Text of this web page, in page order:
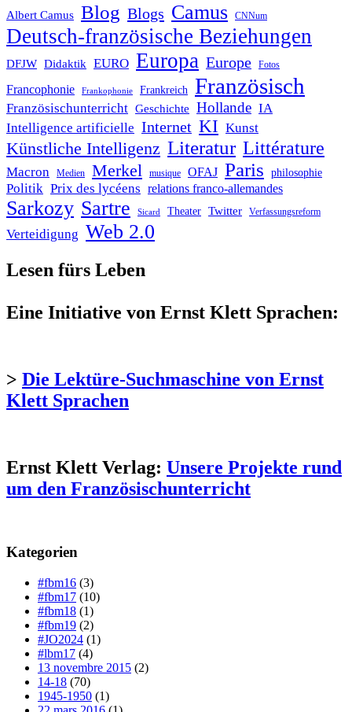
Albert Camus Blog Blogs Camus CNNum
Deutsch-französische Beziehungen
DFJW Didaktik EURO Europa Europe Fotos
Francophonie Frankophonie Frankreich Französisch
Französischunterricht Geschichte Hollande IA
Intelligence artificielle Internet KI Kunst
Künstliche Intelligenz Literatur Littérature
Macron Medien Merkel musique OFAJ Paris philosophie
Politik Prix des lycéens relations franco-allemandes
Sarkozy Sartre Sicard Theater Twitter Verfassungsreform
Verteidigung Web 2.0
Lesen fürs Leben
Eine Initiative von Ernst Klett Sprachen:
> Die Lektüre-Suchmaschine von Ernst
Klett Sprachen
Ernst Klett Verlag: Unsere Projekte rund
um den Französischunterricht
Kategorien
#fbm16 (3)
#fbm17 (10)
#fbm18 (1)
#fbm19 (2)
#JO2024 (1)
#lbm17 (4)
13 novembre 2015 (2)
14-18 (70)
1945-1950 (1)